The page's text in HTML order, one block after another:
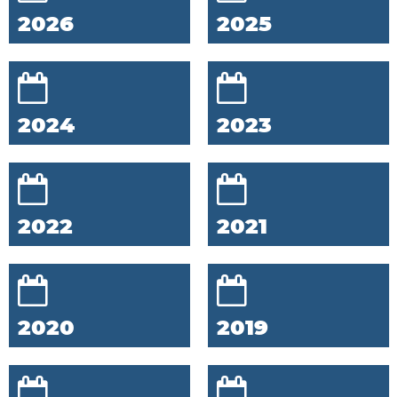
2026 2025
2024 2023
2022 2021
2020 2019